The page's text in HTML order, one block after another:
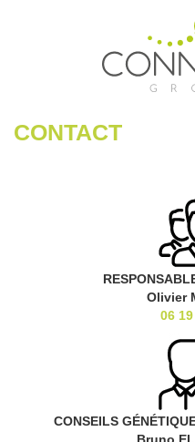
CONTACT
Olivier
06
CONSEILS